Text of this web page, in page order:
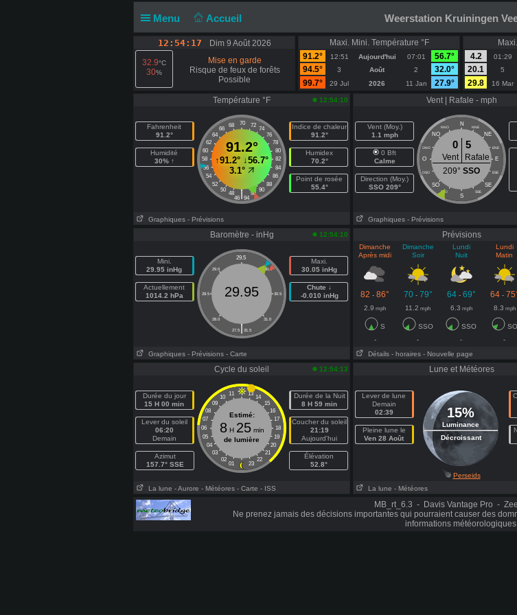
Menu Accueil Weerstation Kruiningen
12:54:17
Dim 9 Août 2026
32.9°C
30%
Mise en garde
Risque de feux de forêts
Possible
Maxi. Mini. Température °F
91.2°
12:51 Aujourd'hui 07:01
56.7°
94.5°
3 Août 2
32.0°
99.7°
29 Jul 2026 11 Jan 27.9°
4.2
01:29
20.1
5
29.8
16 Mar
Température °F 12:54:10
Fahrenheit
91.2°
Humidité
30% ↑
70
68 72
66
74
64
76
62
78
60
80
58
82
56
84
54
86
52
88
50
90
48 92
|
46 94
91.2°
↑91.2° ↓56.7°
3.1°
Indice de chaleur
91.2°
Humidex
70.2°
Point de rosée
55.4°
Graphiques - Prévisions
Vent | Rafale - mph
Vent (Moy.)
1.1 mph
0 Bft
Calme
Direction (Moy.)
SSO 209°
N
NNO NNE
NO NE
ONO ENE
O E
OSO ESE
SO SE
SSO SSE
S
0 5
Vent
Rafale
209° SSO
Graphiques - Prévisions
Baromètre - inHg 12:54:10
Mini.
29.95 inHg
Actuellement
1014.2 hPa
29.5
29.0 30.0
28.5 30.5
28.0 31.0
|
27.5 31.5
29.95
Maxi.
30.05 inHg
Chute ↓
-0.010 inHg
Graphiques - Prévisions - Carte
Prévisions
Dimanche
Après midi
Dimanche
Soir
Lundi
Nuit
Lundi
Matin
82 - 86° 70- 79° 64- 69° 64-
2.9 mph 11.2 mph 6.3 mph 8.3 mph
S SSO SSO SO
-
- - -
Détails - horaires - Nouvelle page
Cycle du soleil 12:54:13
Durée du jour
15 H 00 min
Lever du soleil
06:20
Demain
Azimut
157.7° SSE
11 13
10
14
09
15
08
16
07
17
06
18
05
19
04
20
03
21
02
22
01 23
Estimé:
8H 25min
de lumière
Durée de la Nuit
8 H 59 min
Coucher du soleil
21:19
Aujourd'hui
Élévation
52.8°
La lune - Aurore - Météores - Carte - ISS
Lune et Météores
Lever de lune
Demain
02:39
Pleine lune le
Ven 28 Août
15%
Luminance
Décroissant
Perseids
La lune - Météores
MB_rt_6.3 - Davis Vantage Pro -
Ne prenez jamais des décisions importantes qui pourraient causer des
informations